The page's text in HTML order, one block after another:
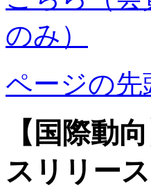
ページの先
【国際動
スリリース